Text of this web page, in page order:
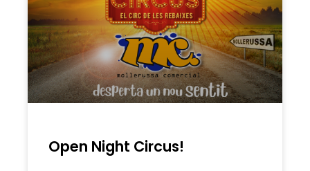
Open Night Circus!